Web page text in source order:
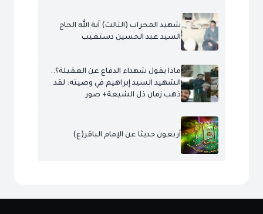
شهيد المحراب (الثالث) آية الله الحاج
السيد عبد الحسين دستغيب
ماذا يقول شهداء الدفاع عن العقيلة؟..
الشهيد السيد إبراهيم في وصيته: لقد
ذهب زمان ذل الشيعة+ صور
أربعون حديثا عن الإمام الباقر(ع)